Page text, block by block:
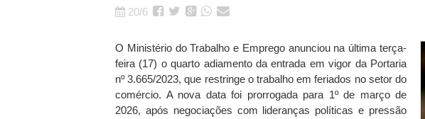
20/6
O Ministério do Trabalho e Emprego anunciou na última terça-
feira (17) o quarto adiamento da entrada em vigor da Portaria
nº 3.665/2023, que restringe o trabalho em feriados no setor do
comércio. A nova data foi prorrogada para 1º de março de
2026, após negociações com lideranças políticas e pressão